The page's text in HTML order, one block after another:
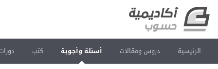
الرئيسية دروس ومقالات أسئلة وأجوبة كتب